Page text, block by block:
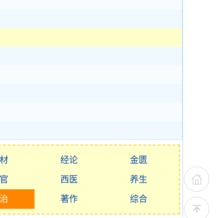
经论
金匮
西医
养生
著作 综合